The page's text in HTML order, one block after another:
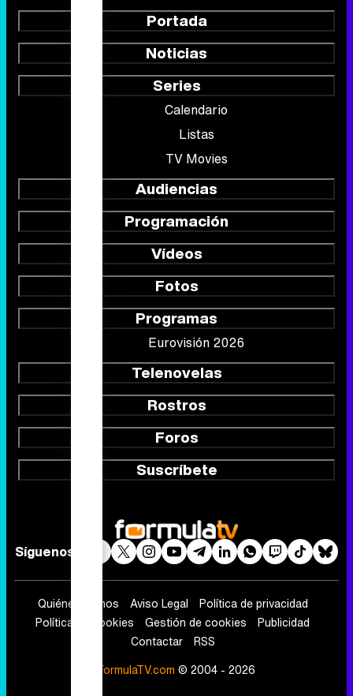
Portada
Noticias
Series
Calendario
Listas
TV Movies
Audiencias
Programación
Vídeos
Fotos
Programas
Eurovisión 2026
Telenovelas
Rostros
Foros
Suscríbete
Síguenos
Quiénes somos Aviso Legal
Política de privacidad
Política de cookies
Gestión de cookies
Publicidad
Contactar
RSS
FormulaTV.com © 2004 - 2026